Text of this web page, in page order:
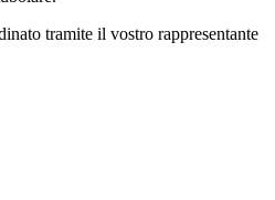
tramite il vostro rappresentante